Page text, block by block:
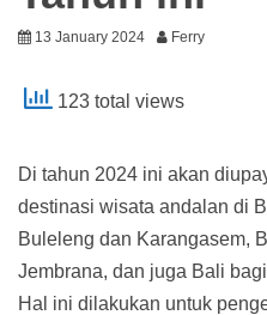
13 January 2024 Ferry
123 total views
Di tahun 2024 ini akan
destinasi wisata andalan di
Buleleng dan Karangasem,
Jembrana, dan juga Bali
Hal ini dilakukan untuk